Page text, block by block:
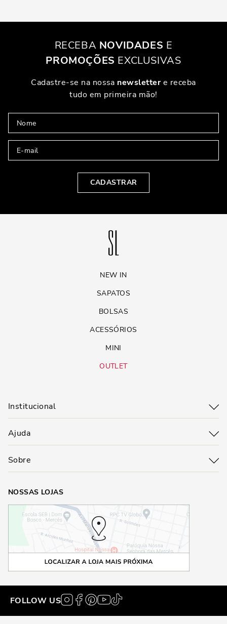
RECEBA NOVIDADES E
PROMOÇÕES EXCLUSIVAS
Cadastre-se na nossa newslettere receba
tudo em primeira mão!
CADASTRAR
NEW IN
SAPATOS
BOLSAS
ACESSÓRIOS
MINI
OUTLET
Institucional
Ajuda
Sobre
NOSSAS LOJAS
FOLLOW US